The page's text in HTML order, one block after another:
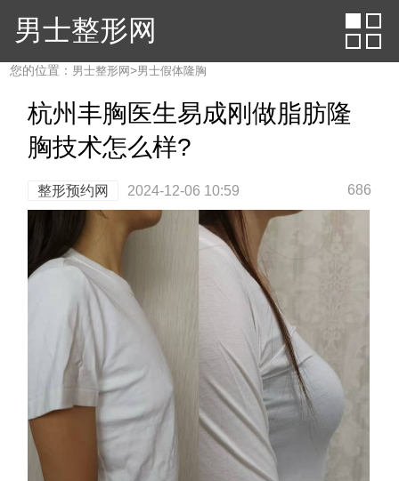
男士整形网
您的位置： 男士整形网>男士假体隆胸
杭州丰胸医生易成刚做脂肪隆
胸技术怎么样?
整形预约网 2024-12-06 10:59 686